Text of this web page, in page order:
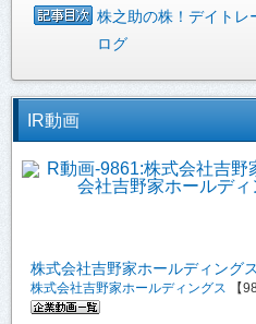
株之助の株！デイトレ
ログ
IR動画
株式会社吉野家ホールディング
株式会社吉野家ホールディングス 【